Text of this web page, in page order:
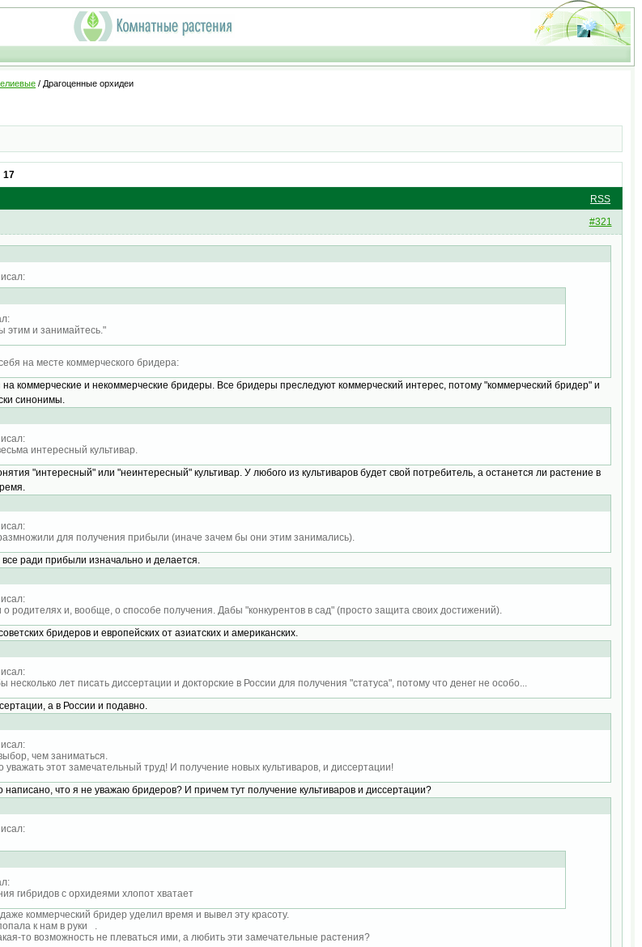
/ Драгоценные орхидеи
17
RSS
#321
этим и занимайтесь."
на месте коммерческого бридера:
на коммерческие и некоммерческие бридеры. Все бридеры преследуют коммерческий интерес, потому "коммерческий бридер" и
синонимы.
интересный культивар.
"интересный" или "неинтересный" культивар. У любого из культиваров будет свой потребитель, а останется ли растение в
для получения прибыли (иначе зачем бы они этим занимались).
ради прибыли изначально и делается.
о родителях и, вообще, о способе получения. Дабы "конкурентов в сад" (просто защита своих достижений).
бридеров и европейских от азиатских и американских.
несколько лет писать диссертации и докторские в России для получения "статуса", потому что денег не особо...
а в России и подавно.
чем заниматься.
этот замечательный труд! И получение новых культиваров, и диссертации!
написано, что я не уважаю бридеров? И причем тут получение культиваров и диссертации?
гибридов с орхидеями хлопот хватает
даже коммерческий бридер уделил время и вывел эту красоту.
к нам в руки .
то возможность не плеваться ими, а любить эти замечательные растения?